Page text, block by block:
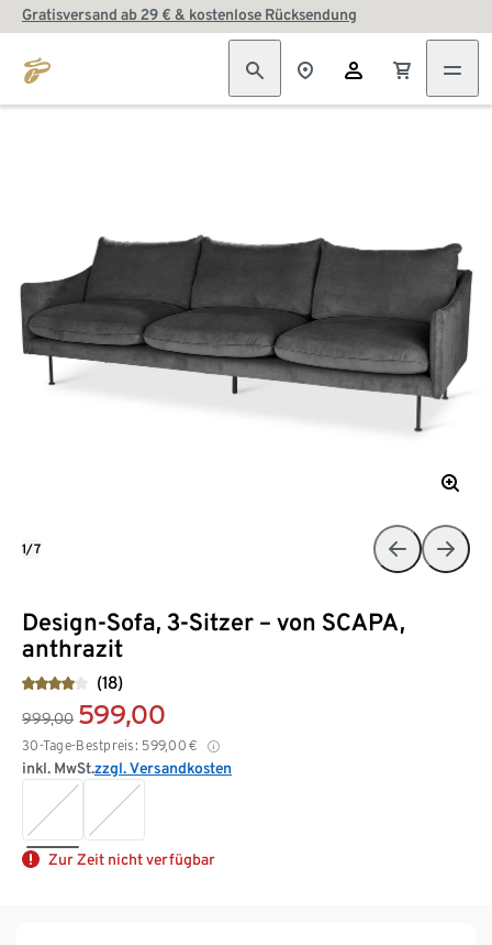
Gratisversand ab 29 € & kostenlose Rücksendung
Design-Sofa, 3-Sitzer – von SCAPA,
anthrazit
(18)
999,00 599,00
30-Tage-Bestpreis: 599,00 €
inkl. MwSt.zzgl. Versandkosten
Zur Zeit nicht verfügbar
1/7